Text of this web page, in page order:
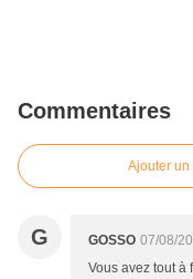
Commentaires
Ajouter un
G GOSSO 07/08/
Vous avez tout à